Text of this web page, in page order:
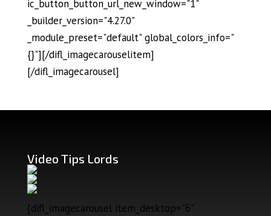
ic_button_button_url_new_window="1"
_builder_version="4.27.0"
_module_preset="default" global_colors_info="
{}"][/difl_imagecarouselitem]
[/difl_imagecarousel]
Video Tips Lords
[difl_imagecarousel item_desktop="6"